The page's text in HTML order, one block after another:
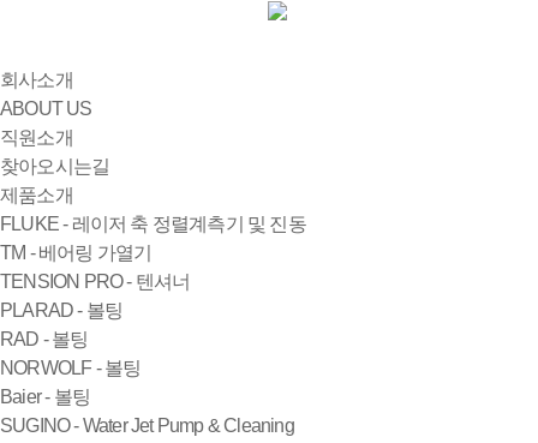
회사소개
ABOUT US
직원소개
찾아오시는길
제품소개
FLUKE - 레이저 축 정렬계측기 및 진동
TM - 베어링 가열기
TENSION PRO - 텐셔너
PLARAD - 볼팅
RAD - 볼팅
NORWOLF - 볼팅
Baier - 볼팅
SUGINO - Water Jet Pump & Cleaning